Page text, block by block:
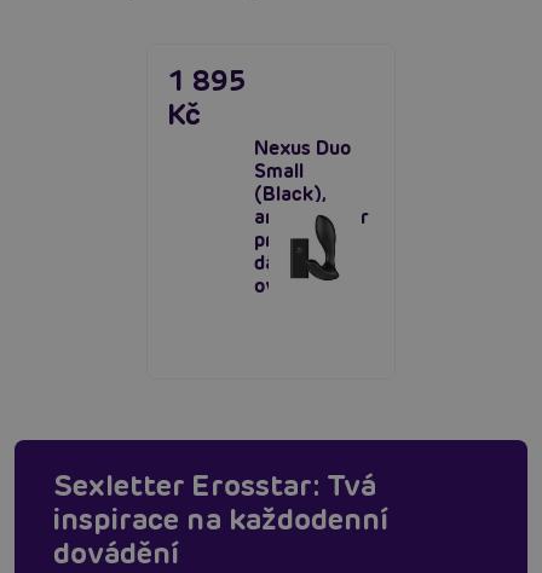
Nexus Duo
Small
(Black),
anální masér
pro muže s
dálkovým
ovládáním
1 895
Kč
Sexletter Erosstar: Tvá
inspirace na každodenní
dovádění